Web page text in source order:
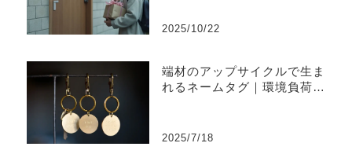
2025/10/22
端材のアップサイクルで生ま
れるネームタグ｜環境負荷を
2025/7/18